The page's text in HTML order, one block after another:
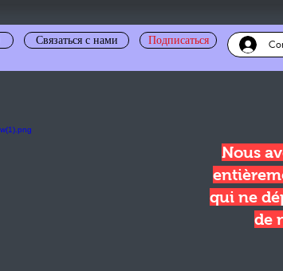
Связаться с нами Подписаться
Nous
qui ne
de